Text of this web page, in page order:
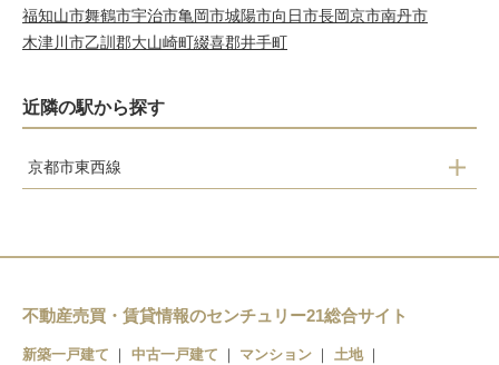
福知山市舞鶴市宇治市亀岡市城陽市向日市長岡京市南丹市
木津川市乙訓郡大山崎町綴喜郡井手町
近隣の駅から探す
京都市東西線
醍醐
六地蔵
不動産売買・賃貸情報のセンチュリー21総合サイト
新築一戸建て 中古一戸建て マンション
土地